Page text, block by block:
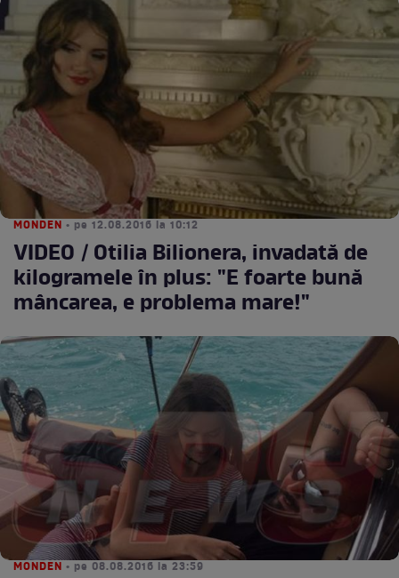
MONDEN • pe 12.08.2016 la 10:12
VIDEO / Otilia Bilionera, invadată de
kilogramele în plus: "E foarte bună
mâncarea, e problema mare!"
MONDEN • pe 08.08.2016 la 23:59